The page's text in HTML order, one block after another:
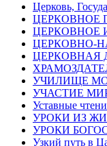
Церковь,
ЦЕРКОВНОЕ
ЦЕРКОВНОЕ
ЦЕРКОВНО-
ЦЕРКОВНАЯ
УЧИЛИЩЕ
УЧАСТИЕ
Уставные
УРОКИ ИЗ
УРОКИ
Узкий путь в